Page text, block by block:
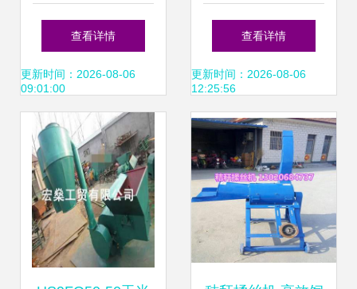
与新冠肺炎双重挑
战下的创新应对策
略
查看详情
更新时间：2026-08-06
09:01:00
病处理指南——诸
城市富华饲料有限
责任公司专业分享
查看详情
更新时间：2026-08-06
12:25:56